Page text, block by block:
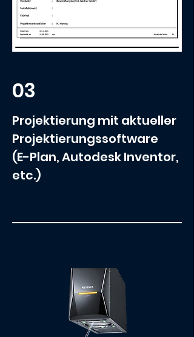
03
Projektierung mit aktueller
Projektierungssoftware
(E-Plan, Autodesk Inventor,
etc.)